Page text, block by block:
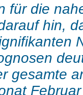
für die
hin,
gesamte